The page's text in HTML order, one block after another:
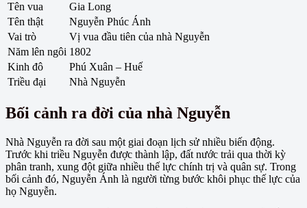
Tên vua
Gia Long
Tên thật
Nguyễn Phúc Ánh
Vai trò
Vị vua đầu tiên của nhà Nguyễn
Năm lên ngôi 1802
Kinh đô
Phú Xuân – Huế
Triều đại
Nhà Nguyễn
Bối cảnh ra đời của nhà Nguyễn
Nhà Nguyễn ra đời sau một giai đoạn lịch sử nhiều biến động.
Trước khi triều Nguyễn được thành lập, đất nước trải qua thời kỳ
phân tranh, xung đột giữa nhiều thế lực chính trị và quân sự. Trong
bối cảnh đó, Nguyễn Ánh là người từng bước khôi phục thế lực của
họ Nguyễn.